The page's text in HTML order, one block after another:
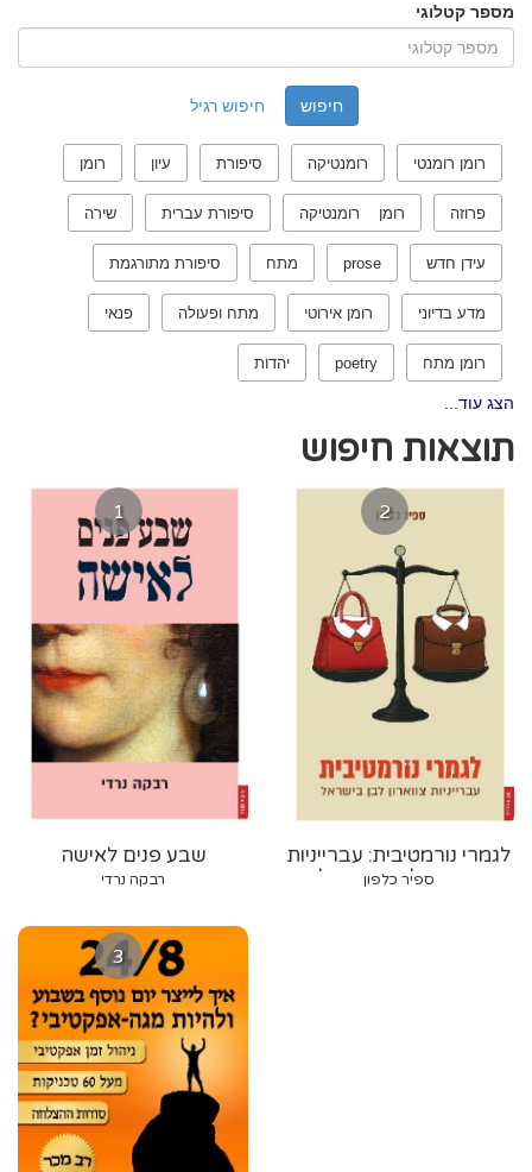
מספר קטלוגי
חיפוש רגיל
רומן רומנטי רומנטיקה סיפורת עיון רומן
פרוזה רומן רומנטיקה סיפורת עברית שירה
עידן חדש prose מתח סיפורת מתורגמת
מדע בדיוני רומן אירוטי מתח ופעולה פנאי
רומן מתח poetry יהדות
הצג עוד...
תוצאות חיפוש
1
שבע פנים לאישה
רבקה נרדי
2
לגמרי נורמטיבית: עברייניות
צווארון לבן בישראל
ספיר כלפון
3